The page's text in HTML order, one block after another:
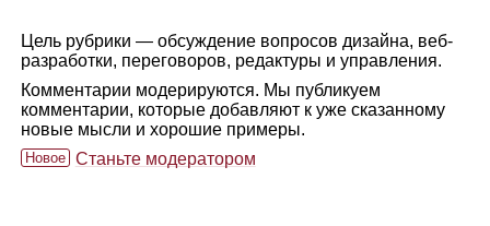
Цель рубрики — обсуждение вопросов дизайна, веб-
разработки, переговоров, редактуры и управления.
Комментарии модерируются. Мы публикуем
комментарии, которые добавляют к уже сказанному
новые мысли и хорошие примеры.
Новое Станьте модератором